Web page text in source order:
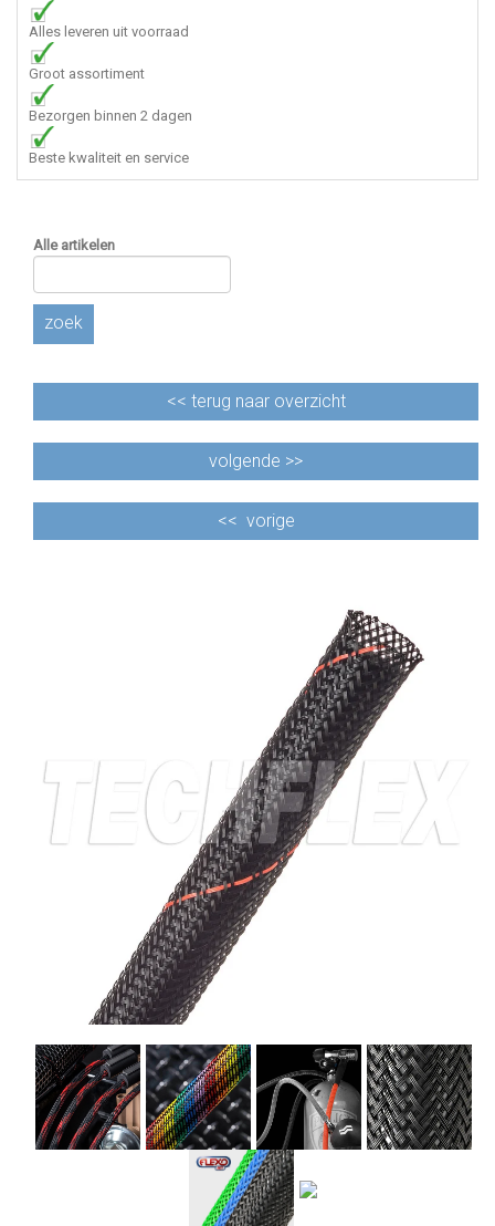
Alles leveren uit voorraad
Groot assortiment
Bezorgen binnen 2 dagen
Beste kwaliteit en service
Alle artikelen
zoek
<< terug naar overzicht
volgende >>
<< vorige